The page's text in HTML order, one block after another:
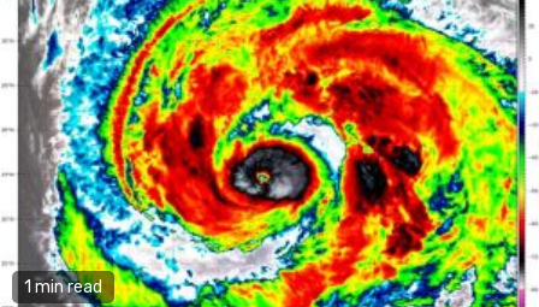
1 min read